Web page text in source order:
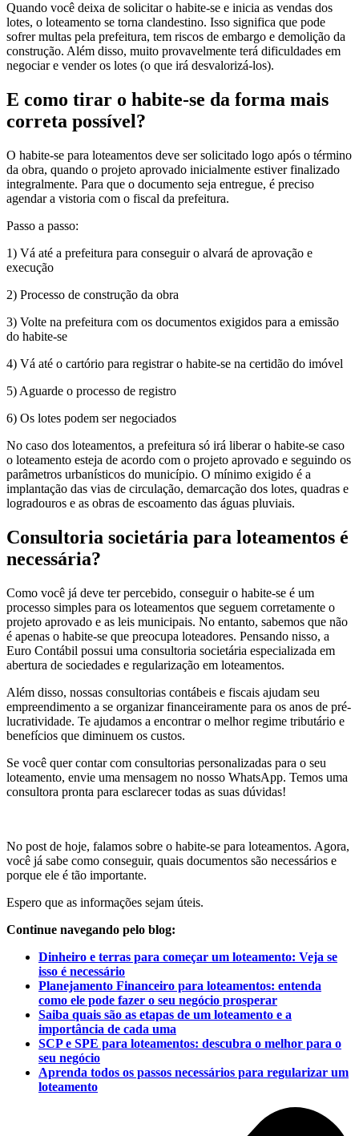
Quando você deixa de solicitar o habite-se e inicia as vendas dos
lotes, o loteamento se torna clandestino. Isso significa que pode
sofrer multas pela prefeitura, tem riscos de embargo e demolição da
construção. Além disso, muito provavelmente terá dificuldades em
negociar e vender os lotes (o que irá desvalorizá-los).
E como tirar o habite-se da forma mais
correta possível?
O habite-se para loteamentos deve ser solicitado logo após o término
da obra, quando o projeto aprovado inicialmente estiver finalizado
integralmente. Para que o documento seja entregue, é preciso
agendar a vistoria com o fiscal da prefeitura.
Passo a passo:
1) Vá até a prefeitura para conseguir o alvará de aprovação e
execução
2) Processo de construção da obra
3) Volte na prefeitura com os documentos exigidos para a emissão
do habite-se
4) Vá até o cartório para registrar o habite-se na certidão do imóvel
5) Aguarde o processo de registro
6) Os lotes podem ser negociados
No caso dos loteamentos, a prefeitura só irá liberar o habite-se caso
o loteamento esteja de acordo com o projeto aprovado e seguindo os
parâmetros urbanísticos do município. O mínimo exigido é a
implantação das vias de circulação, demarcação dos lotes, quadras e
logradouros e as obras de escoamento das águas pluviais.
Consultoria societária para loteamentos é
necessária?
Como você já deve ter percebido, conseguir o habite-se é um
processo simples para os loteamentos que seguem corretamente o
projeto aprovado e as leis municipais. No entanto, sabemos que não
é apenas o habite-se que preocupa loteadores. Pensando nisso, a
Euro Contábil possui uma consultoria societária especializada em
abertura de sociedades e regularização em loteamentos.
Além disso, nossas consultorias contábeis e fiscais ajudam seu
empreendimento a se organizar financeiramente para os anos de pré-
lucratividade. Te ajudamos a encontrar o melhor regime tributário e
benefícios que diminuem os custos.
Se você quer contar com consultorias personalizadas para o seu
loteamento, envie uma mensagem no nosso WhatsApp. Temos uma
consultora pronta para esclarecer todas as suas dúvidas!
No post de hoje, falamos sobre o habite-se para loteamentos. Agora,
você já sabe como conseguir, quais documentos são necessários e
porque ele é tão importante.
Espero que as informações sejam úteis.
Continue navegando pelo blog:
Dinheiro e terras para começar um loteamento: Veja se
isso é necessário
Planejamento Financeiro para loteamentos: entenda
como ele pode fazer o seu negócio prosperar
Saiba quais são as etapas de um loteamento e a
importância de cada uma
SCP e SPE para loteamentos: descubra o melhor para o
seu negócio
Aprenda todos os passos necessários para regularizar um
loteamento